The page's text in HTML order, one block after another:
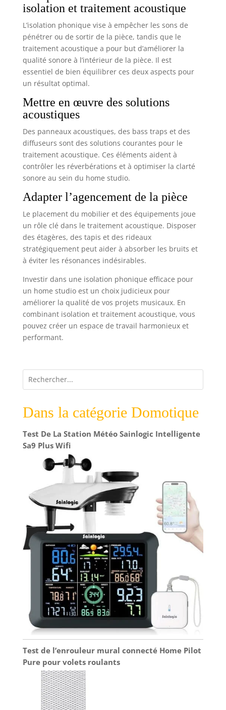
isolation et traitement acoustique
L’isolation phonique vise à empêcher les sons de
pénétrer ou de sortir de la pièce, tandis que le
traitement acoustique a pour but d’améliorer la
qualité sonore à l’intérieur de la pièce. Il est
essentiel de bien équilibrer ces deux aspects pour
un résultat optimal.
Mettre en œuvre des solutions
acoustiques
Des panneaux acoustiques, des bass traps et des
diffuseurs sont des solutions courantes pour le
traitement acoustique. Ces éléments aident à
contrôler les réverbérations et à optimiser la clarté
sonore au sein du home studio.
Adapter l’agencement de la pièce
Le placement du mobilier et des équipements joue
un rôle clé dans le traitement acoustique. Disposer
des étagères, des tapis et des rideaux
stratégiquement peut aider à absorber les bruits et
à éviter les résonances indésirables.
Investir dans une isolation phonique efficace pour
un home studio est un choix judicieux pour
améliorer la qualité de vos projets musicaux. En
combinant isolation et traitement acoustique, vous
pouvez créer un espace de travail harmonieux et
performant.
Dans la catégorie Domotique
Test De La Station Météo Sainlogic Intelligente
Sa9 Plus Wifi
Test de l’enrouleur mural connecté Home Pilot
Pure pour volets roulants